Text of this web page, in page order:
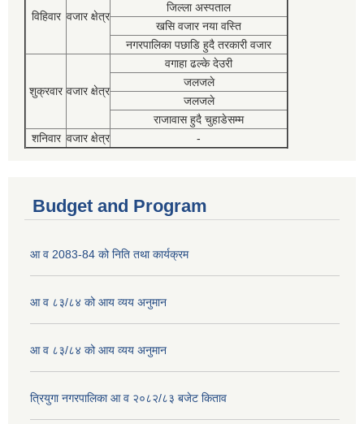
विहिवार वजार क्षेत्र
जिल्ला अस्पताल
खसि वजार नया वस्ति
नगरपालिका पछाडि हुदै तरकारी वजार
शुक्रवार वजार क्षेत्र
वगाहा ढल्के देउरी
जलजले
जलजले
राजावास हुदै चुहाडेसम्म
शनिवार वजार क्षेत्र -
Budget and Program
आ व 2083-84 को निति तथा कार्यक्रम
आ व ८३/८४ को आय व्यय अनुमान
आ व ८३/८४ को आय व्यय अनुमान
त्रियुगा नगरपालिका आ व २०८२/८३ बजेट किताव